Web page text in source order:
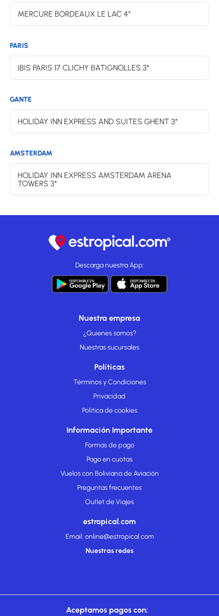
MERCURE BORDEAUX LE LAC 4*
PARIS
IBIS PARIS 17 CLICHY BATIGNOLLES 3*
GANTE
HOLIDAY INN EXPRESS AND SUITES GHENT 3*
AMSTERDAM
HOLIDAY INN EXPRESS AMSTERDAM ARENA
TOWERS 3*
Descarga nuestra App:
Nuestra empresa
¿Quienes somos?
Nuestras sucursales
Políticas
Términos y Condiciones
Privacidad
Politica de cookies
Información Importante
Formas de pago
Pago en cuotas
Vuelos con Boliviana de Aviación
Preguntas frecuentes
Outlet de Viajes
estropical.com
Email: online@estropical.com
Nuestras redes
Aceptamos pagos con: